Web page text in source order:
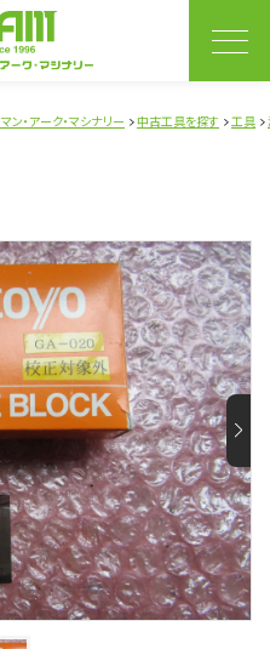
・アーク・マシナリー 中古工具を探す 工具